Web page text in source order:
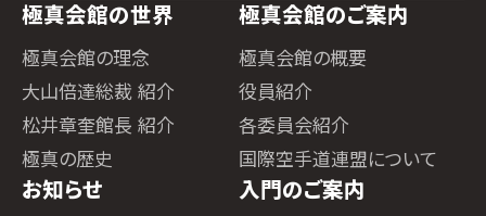
極真会館の世界
極真会館の理念
大山倍達総裁 紹介
松井章奎館長 紹介
極真の歴史
極真会館のご案内
極真会館の概要
役員紹介
各委員会紹介
国際空手道連盟について
お知らせ 入門のご案内